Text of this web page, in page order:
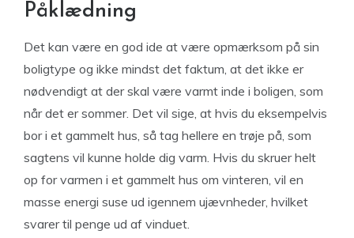
Påklædning
Det kan være en god ide at være opmærksom på sin
boligtype og ikke mindst det faktum, at det ikke er
nødvendigt at der skal være varmt inde i boligen, som
når det er sommer. Det vil sige, at hvis du eksempelvis
bor i et gammelt hus, så tag hellere en trøje på, som
sagtens vil kunne holde dig varm. Hvis du skruer helt
op for varmen i et gammelt hus om vinteren, vil en
masse energi suse ud igennem ujævnheder, hvilket
svarer til penge ud af vinduet.